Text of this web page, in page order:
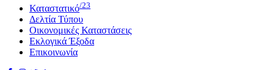
Καταστατικό/23
Δελτία Τύπου
Οικονομικές Καταστάσεις
Εκλογικά Έξοδα
Επικοινωνία